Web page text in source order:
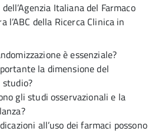
Italiana del Farmaco
l’ABC della Ricerca Clinica in
è essenziale?
la dimensione del
studio?
gli studi osservazionali e la
all’uso dei farmaci possono